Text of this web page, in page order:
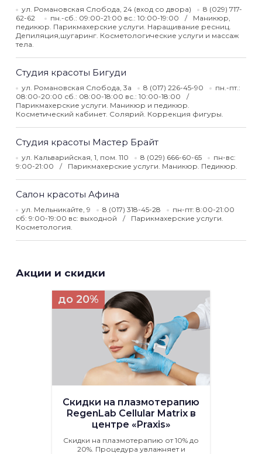
ул. Романовская Слобода, 24 (вход со двора)
8 (029) 717-
62-62
пн.-сб.: 09:00-21:00 вс.: 10:00-19:00
Маникюр,
педикюр. Парикмахерские услуги. Наращивание ресниц.
Депиляция,шугаринг. Косметологические услуги и массаж
тела.
Студия красоты Бигуди
ул. Романовская Слобода, 3а 8 (017) 226-45-90
пн.-пт.:
08:00-20:00 сб.: 08:00-18:00 вс.: 10:00-18:00
Парикмахерские услуги. Маникюр и педикюр.
Косметический кабинет. Солярий. Коррекция фигуры.
Студия красоты Мастер Брайт
ул. Кальварийская, 1, пом. 110 8 (029) 666-60-65
пн-вс:
9:00-21:00
Парикмахерские услуги. Маникюр. Педикюр.
Салон красоты Афина
ул. Мельникайте, 9 8 (017) 318-45-28
пн-пт: 8:00-21:00
сб: 9:00-19:00 вс: выходной
Парикмахерские услуги.
Косметология.
Акции и скидки
до 20%
Скидки на плазмотерапию
RegenLab Cellular Matrix в
центре «Praxis»
Скидки на плазмотерапию от 10% до
20%. Процедура увлажняет и